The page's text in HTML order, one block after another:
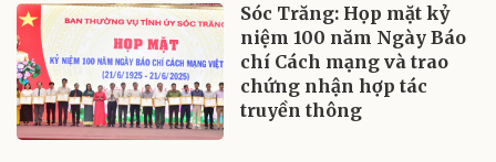
Sóc Trăng: Họp mặt kỷ
niệm 100 năm Ngày Báo
chí Cách mạng và trao
chứng nhận hợp tác
truyền thông